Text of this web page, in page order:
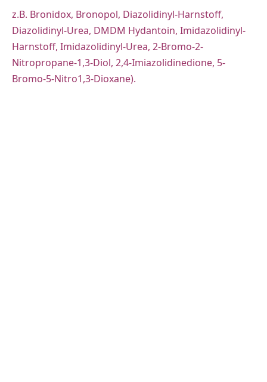
z.B. Bronidox, Bronopol, Diazolidinyl-Harnstoff,
Diazolidinyl-Urea, DMDM Hydantoin, Imidazolidinyl-
Harnstoff, Imidazolidinyl-Urea, 2-Bromo-2-
Nitropropane-1,3-Diol, 2,4-Imiazolidinedione, 5-
Bromo-5-Nitro1,3-Dioxane).